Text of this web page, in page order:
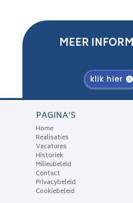
MEER
klik hier
PAGINA’S
Home
Realisaties
Vacatures
Historiek
Milieubeleid
Contact
Privacybeleid
Cookiebeleid